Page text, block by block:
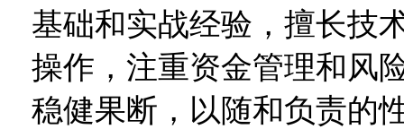
基础和实战经验，擅长技
操作，注重资金管理和风
稳健果断，以随和负责的